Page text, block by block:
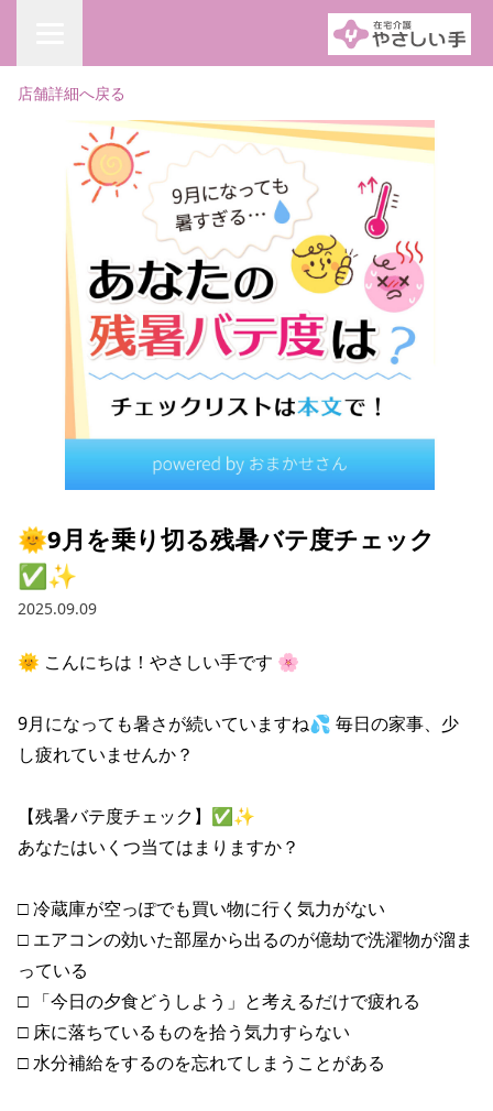
店舗詳細へ戻る
🌞9月を乗り切る残暑バテ度チェック
✅✨
2025.09.09
🌞 こんにちは！やさしい手です 🌸
9月になっても暑さが続いていますね💦 毎日の家事、少
し疲れていませんか？
【残暑バテ度チェック】✅✨
あなたはいくつ当てはまりますか？
□ 冷蔵庫が空っぽでも買い物に行く気力がない
□ エアコンの効いた部屋から出るのが億劫で洗濯物が溜ま
っている
□ 「今日の夕食どうしよう」と考えるだけで疲れる
□ 床に落ちているものを拾う気力すらない
□ 水分補給をするのを忘れてしまうことがある